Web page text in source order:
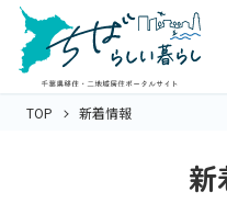
TOP 新着情報
新